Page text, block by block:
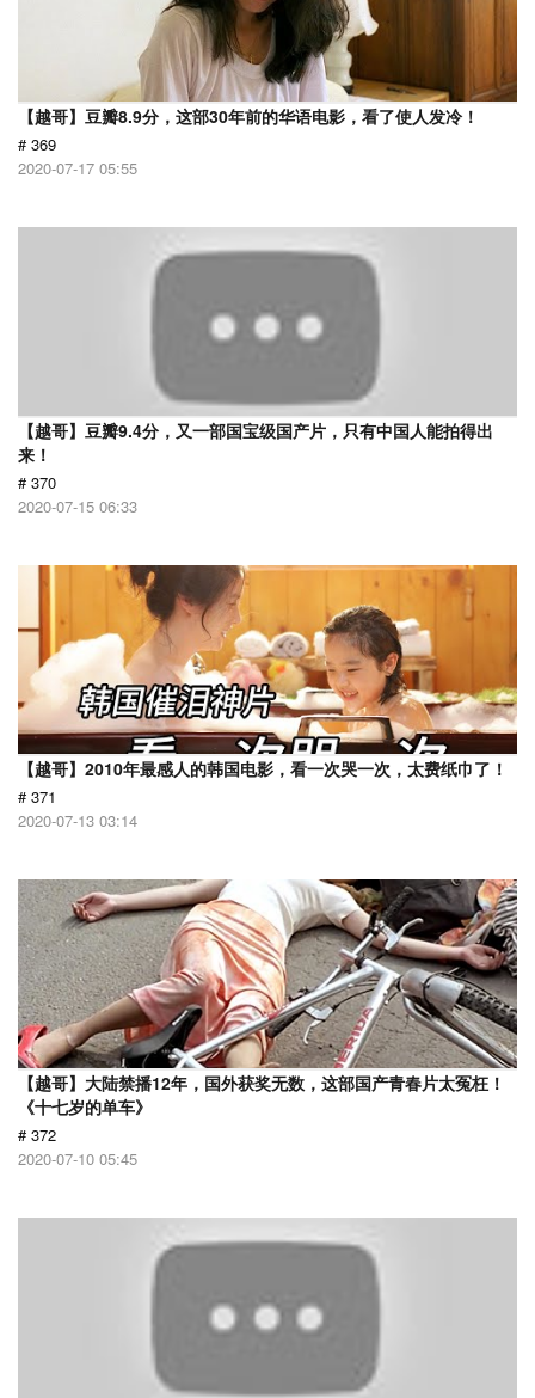
【越哥】豆瓣8.9分，这部30年前的华语电影，看了使人发冷！
# 369
2020-07-17 05:55
【越哥】豆瓣9.4分，又一部国宝级国产片，只有中国人能拍得出
来！
# 370
2020-07-15 06:33
【越哥】2010年最感人的韩国电影，看一次哭一次，太费纸巾了！
# 371
2020-07-13 03:14
【越哥】大陆禁播12年，国外获奖无数，这部国产青春片太冤枉！
《十七岁的单车》
# 372
2020-07-10 05:45